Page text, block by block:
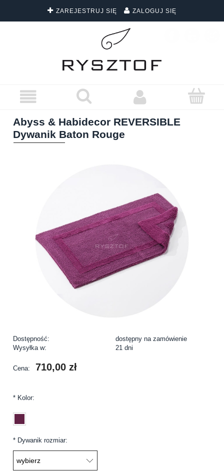
ZAREJESTRUJ SIĘ ZALOGUJ SIĘ
DARMOWA DOSTAWA WSZYSTKICH ZAMÓWIEŃ
Abyss & Habidecor REVERSIBLE
Dywanik Baton Rouge
Dostępność:
dostępny na zamówienie
Wysyłka w:
21 dni
Cena: 710,00 zł
* Kolor:
* Dywanik rozmiar: